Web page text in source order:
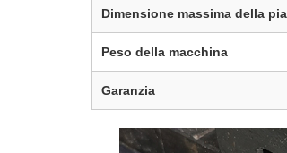
Dimensione massima della
Peso della macchina
Garanzia